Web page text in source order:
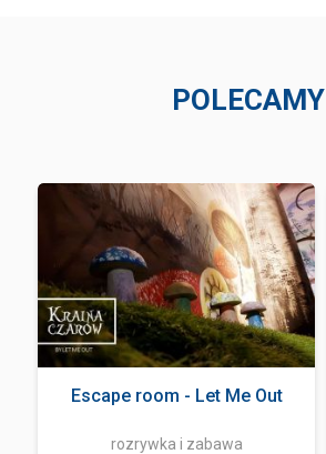
POLECAMY
Escape room - Let Me Out
rozrywka i zabawa